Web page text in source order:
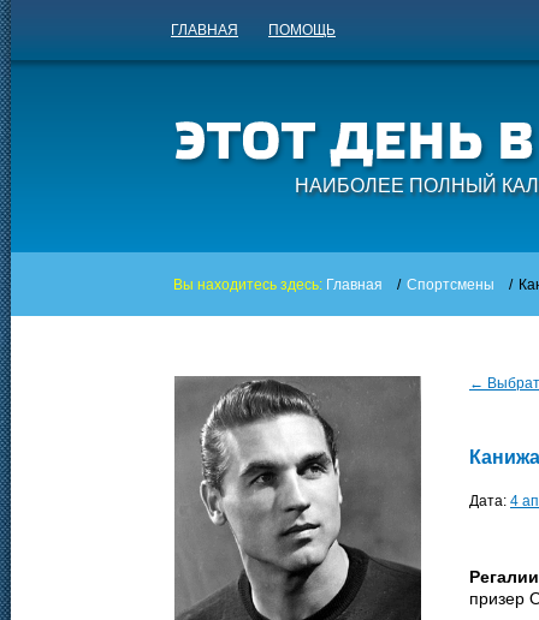
ГЛАВНАЯ ПОМОЩЬ
НАИБОЛЕЕ ПОЛНЫЙ
Вы находитесь здесь: Главная / Спортсмены /
←
Дата: 4
призер